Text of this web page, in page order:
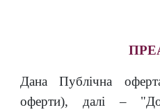
Дана Публічна
оферти), далі –